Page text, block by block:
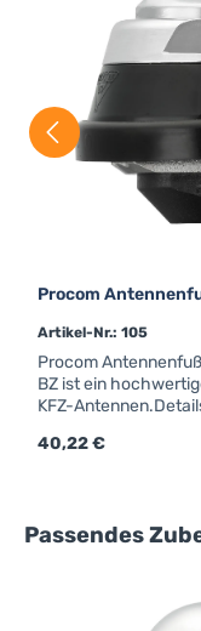
Procom
Artikel-Nr.: 105
Procom Antennenfuß
BZ ist ein
KFZ-
schwarzAnschluss:
Regulärer Preis:
40,22 €
Produktgalerie
Passendes